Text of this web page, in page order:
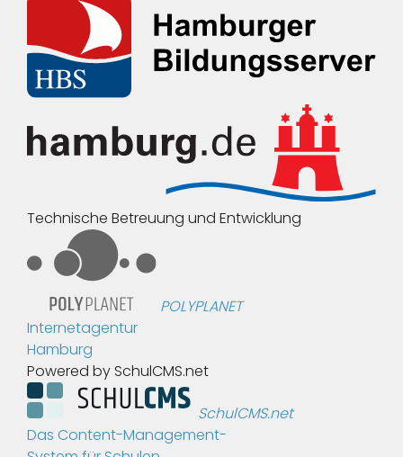
Technische Betreuung und Entwicklung
POLYPLANET
Internetagentur
Hamburg
Powered by SchulCMS.net
SchulCMS.net
Das Content-Management-